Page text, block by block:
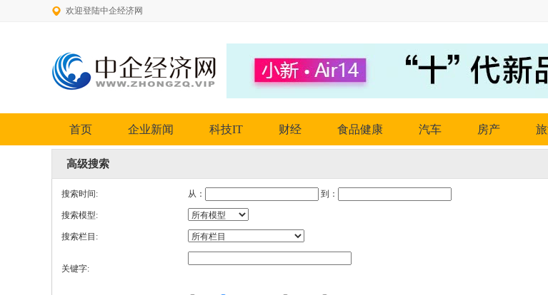
欢迎登陆中企经济网
首页 企业新闻 科技IT 财经 食品健康 汽车 房产
高级搜索
搜索时间: 从： 到：
搜索模型:
搜索栏目:
关键字: